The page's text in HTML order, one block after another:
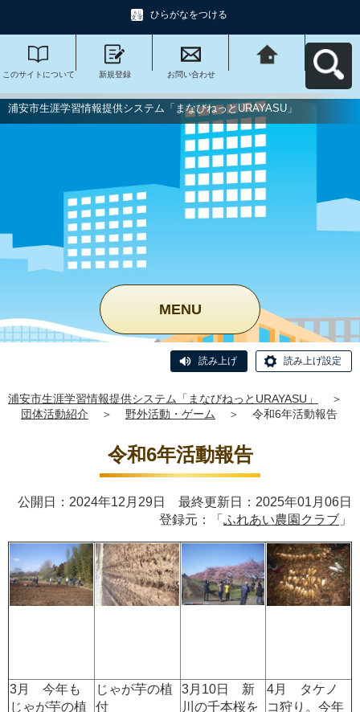
ひらがなをつける
このサイトについて 新規登録 お問い合わせ
びねっと
URAYASU」へ戻る
浦安市生涯学習情報提供システム「まなびねっとURAYASU」
MENU
読み上げ 読み上げ設定
浦安市生涯学習情報提供システム「まなびねっとURAYASU」
＞
団体活動紹介
＞ 野外活動・ゲーム ＞ 令和6年活動報告
令和6年活動報告
公開日：2024年12月29日 最終更新日：2025年01月06日
登録元：「 ふれあい農園クラブ 」
3月 今年も
じゃが芋の植
じゃが芋の植
付
3月10日 新
川の千本桜を
4月 タケノ
コ狩り。今年